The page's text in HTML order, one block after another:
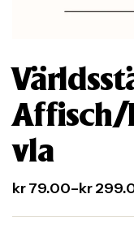
Affisch/
vla
kr79.00–kr